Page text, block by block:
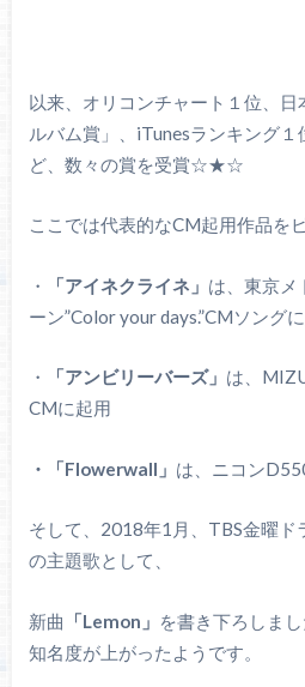
以来、オリコンチャート１位、
ルバム賞」、iTunesランキング
ど、数々の賞を受賞☆★☆
ここでは代表的なCM起用作品を
・ 「アイネクライネ」 は、東京メ
ーン”Color your days.”CMソング
・ 「アンビリーバーズ」 は、
CMに起用
・「Flowerwall」 は、ニコン
そして、2018年1月、TBS金曜ド
の主題歌として、
新曲 「Lemon」 を書き下ろしま
知名度が上がったようです。